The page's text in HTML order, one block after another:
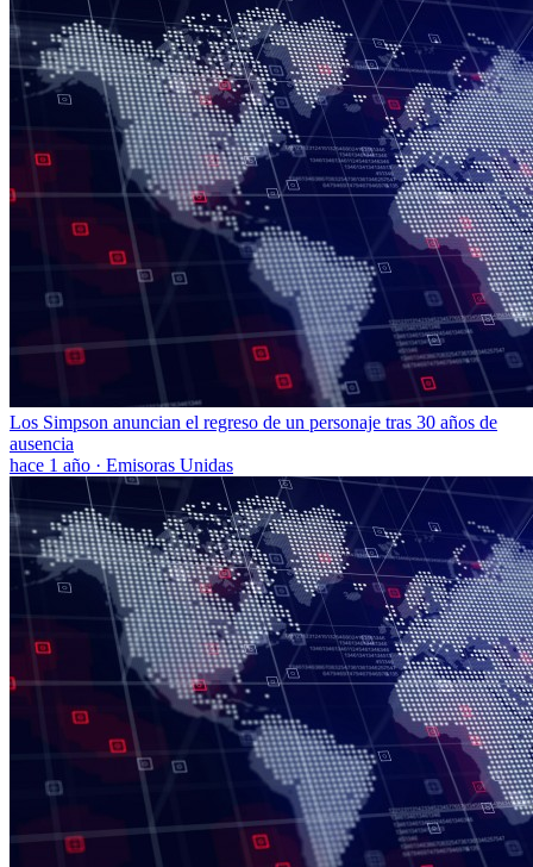
Los Simpson anuncian el regreso de un personaje tras 30 años de
ausencia
hace 1 año · Emisoras Unidas